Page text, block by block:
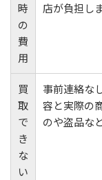
時
の
費
用
店が負担し
買
取
で
き
な
い
事前連絡な
容と実際の
のや盗品な